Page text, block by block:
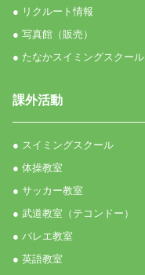
● リクルート情報
● 写真館（販売）
● たなかスイミングスクール
課外活動
● スイミングスクール
● 体操教室
● サッカー教室
● 武道教室（テコンドー）
● バレエ教室
● 英語教室